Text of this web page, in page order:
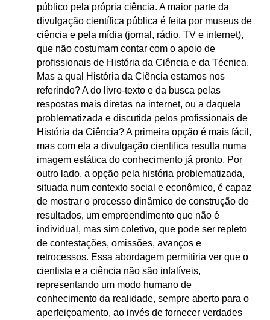
público pela própria ciência. A maior parte da
divulgação científica pública é feita por museus de
ciência e pela mídia (jornal, rádio, TV e internet),
que não costumam contar com o apoio de
profissionais de História da Ciência e da Técnica.
Mas a qual História da Ciência estamos nos
referindo? A do livro-texto e da busca pelas
respostas mais diretas na internet, ou a daquela
problematizada e discutida pelos profissionais de
História da Ciência? A primeira opção é mais fácil,
mas com ela a divulgação cientifica resulta numa
imagem estática do conhecimento já pronto. Por
outro lado, a opção pela história problematizada,
situada num contexto social e econômico, é capaz
de mostrar o processo dinâmico de construção de
resultados, um empreendimento que não é
individual, mas sim coletivo, que pode ser repleto
de contestações, omissões, avanços e
retrocessos. Essa abordagem permitiria ver que o
cientista e a ciência não são infalíveis,
representando um modo humano de
conhecimento da realidade, sempre aberto para o
aperfeiçoamento, ao invés de fornecer verdades